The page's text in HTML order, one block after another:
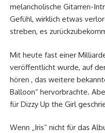
melancholische Gitarren-
Gefühl, wirklich etwas
streben, es
Mit heute fast einer Milliarde
veröffentlicht wurde, auf
hören , das weitere
Balloon“ hervorbrachte.
für Dizzy Up the Girl
Wenn „Iris“ nicht für das